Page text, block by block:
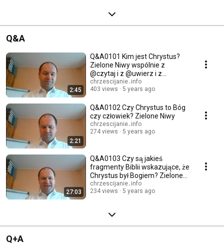
Q&A
2:45
Q&A0101 Kim jest Chrystus?
Zielone Niwy wspólnie z
@czytaj i z @uwierz i z
@chrzescijanie
chrzescijanie․info
403 views
5 years ago
2:21
Q&A0102 Czy Chrystus to Bóg
czy człowiek? Zielone Niwy
chrzescijanie․info
274 views
5 years ago
27:03
Q&A0103 Czy są jakieś
fragmenty Biblii wskazujące, że
Chrystus był Bogiem? Zielone
Niwy
chrzescijanie․info
234 views
5 years ago
Q+A